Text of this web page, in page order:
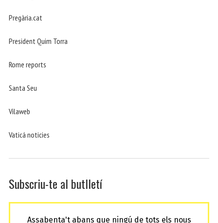
Pregària.cat
President Quim Torra
Rome reports
Santa Seu
Vilaweb
Vaticá noticies
Subscriu-te al butlletí
Assabenta't abans que ningú de tots els nous